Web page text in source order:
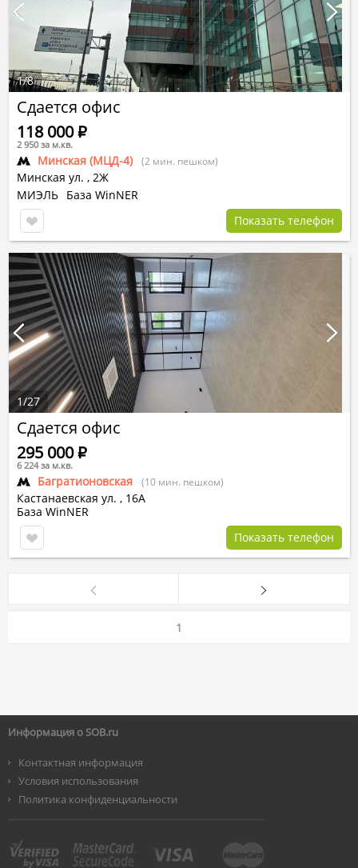
Сдается офис
Минская (МЦД-4) (2 мин. пешком)
Минская ул. , 2Ж
118 000Р
2 950 за м.кв.
МИЭЛЬ База WinNER
Показать телефон
1/8
Сдается офис
Багратионовская (10 мин. пешком)
Кастанаевская ул. , 16А
295 000Р
6 224 за м.кв.
База WinNER
Показать телефон
1/27
1
Информация о SOB.ru
Контактная информация
Условия использования
Политика конфиденциальности